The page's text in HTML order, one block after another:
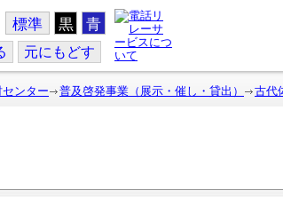
標準 黒 青
元にもどす
ンター 普及啓発事業（展示・催し・貸出） 古代